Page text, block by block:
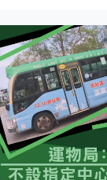
議員等4,300人觀賽
活動的襲擊陰謀。
的無人機攻擊會場
埋伏的狙擊手射殺
攻擊。暗殺目標包
胡、世界首富馬斯
動。 FBI最初在俄
案。普羅珀承認有